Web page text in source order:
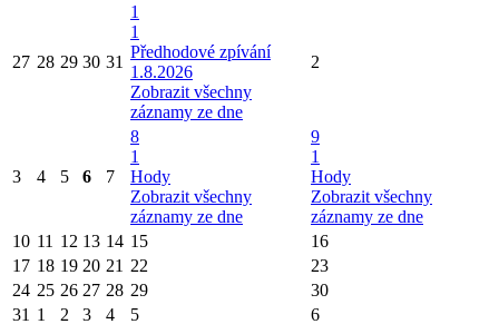
27 28 29 30 31
1
1
Předhodové zpívání
1.8.2026
Zobrazit všechny
záznamy ze dne
2
3 4 5 6 7
8
1
Hody
Zobrazit všechny
záznamy ze dne
9
1
Hody
Zobrazit všechny
záznamy ze dne
10 11 12 13 14 15
16
17 18 19 20 21 22
23
24 25 26 27 28 29
30
31 1 2 3 4 5 6